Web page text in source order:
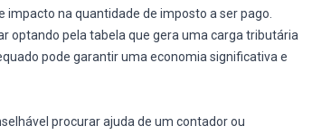
impacto na quantidade de imposto a ser pago.
optando pela tabela que gera uma carga tributária
pode garantir uma economia significativa e
procurar ajuda de um contador ou